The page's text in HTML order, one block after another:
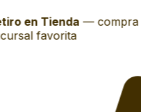
en Tienda—compra
favorita